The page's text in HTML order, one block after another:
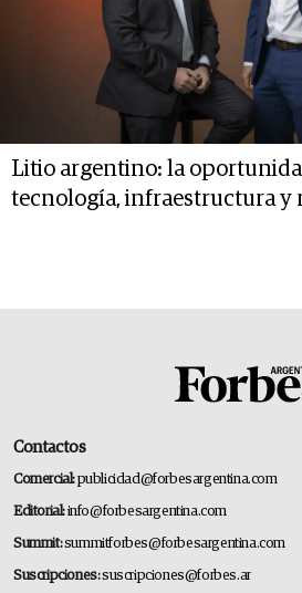
Litio argentino: la
tecnología, infraestructura y
Contactos
Comercial:publicidad@forbesargentina.com
Editorial:info@forbesargentina.com
Summit:summitforbes@forbesargentina.com
Suscripciones:suscripciones@forbes.ar